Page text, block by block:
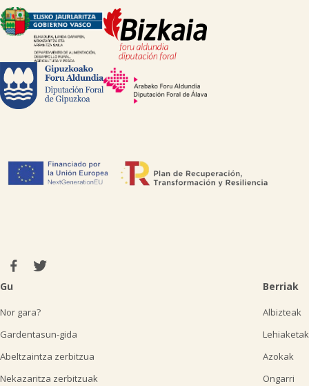
Gu
Nor gara?
Gardentasun-gida
Abeltzaintza zerbitzua
Nekazaritza zerbitzuak
Berriak
Albizteak
Lehiaketak
Azokak
Ongarri